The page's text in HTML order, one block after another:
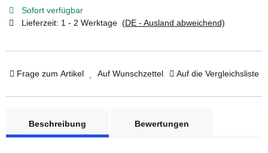
Sofort verfügbar
Lieferzeit: 1 - 2 Werktage (DE - Ausland abweichend)
Frage zum Artikel Auf Wunschzettel Auf die Vergleichsliste
Beschreibung
Bewertungen